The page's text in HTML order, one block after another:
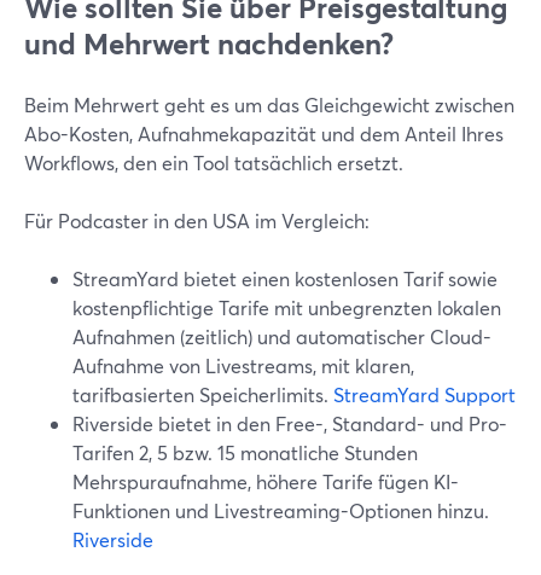
und Mehrwert nachdenken?
Beim Mehrwert geht es um das Gleichgewicht zwischen
Abo-Kosten, Aufnahmekapazität und dem Anteil Ihres
Workflows, den ein Tool tatsächlich ersetzt.
Für Podcaster in den USA im Vergleich:
StreamYard bietet einen kostenlosen Tarif sowie
kostenpflichtige Tarife mit unbegrenzten lokalen
Aufnahmen (zeitlich) und automatischer Cloud-
Aufnahme von Livestreams, mit klaren,
tarifbasierten Speicherlimits. StreamYard Support
Riverside bietet in den Free-, Standard- und Pro-
Tarifen 2, 5 bzw. 15 monatliche Stunden
Mehrspuraufnahme, höhere Tarife fügen KI-
Funktionen und Livestreaming-Optionen hinzu.
Riverside